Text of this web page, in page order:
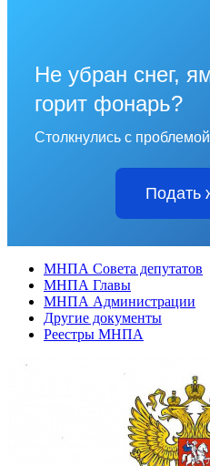
Не убран снег,
горит фонарь?
Столкнулись с
Подать
МНПА Совета депутатов
МНПА Главы
МНПА Администрации
Другие документы
Реестры МНПА